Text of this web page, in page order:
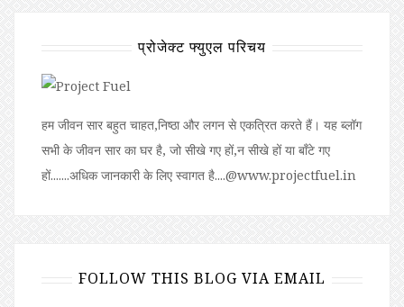
प्रोजेक्ट फ्युएल परिचय
हम जीवन सार बहुत चाहत,निष्ठा और लगन से एकत्रित करते हैं। यह ब्लॉग
सभी के जीवन सार का घर है, जो सीखे गए हों,न सीखे हों या बॉंटे गए
हों.......अधिक जानकारी के लिए स्वागत है....@www.projectfuel.in
FOLLOW THIS BLOG VIA EMAIL